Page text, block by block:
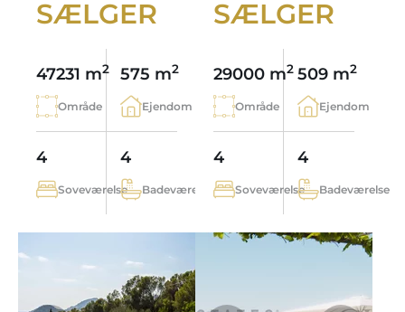
SÆLGER
47231 m2
Område
575 m2
Ejendom
4
Soveværelse
4
Badeværelse
SÆLGER
29000 m2
Område
509 m2
Ejendom
4
Soveværelse
4
Badeværelse